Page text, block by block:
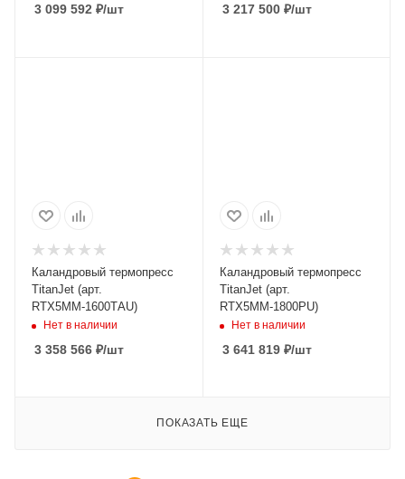
3 099 592 ₽/шт 3 217 500₽/шт
Каландровый термопресс
TitanJet (арт.
RTX5ММ-1600TАU)
Нет в наличии
3 358 566 ₽/шт
Каландровый термопресс
TitanJet (арт.
RTX5ММ-1800PU)
Нет в наличии
3 641 819₽/шт
ПОКАЗАТЬ ЕЩЕ